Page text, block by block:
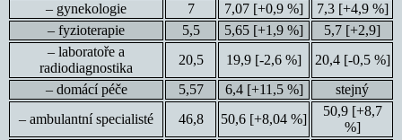
– gynekologie
7 7,07 [+0,9 %]
7,3 [+4,9 %]
– fyzioterapie
5,5 5,65 [+1,9 %]
5,7 [+2,9]
– laboratoře a
radiodiagnostika
20,5 19,9 [-2,6 %]
20,4 [-0,5 %]
– domácí péče
5,57 6,4 [+11,5 %]
stejný
– ambulantní specialisté
46,8 50,6 [+8,04 %]
50,9 [+8,7
%]